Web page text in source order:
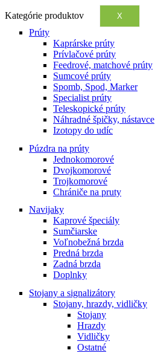
Kategórie produktov X
Prúty
Kaprárske prúty
Prívlačové prúty
Feedrové, matchové prúty
Sumcové prúty
Spomb, Spod, Marker
Specialist prúty
Teleskopické prúty
Náhradné špičky, nástavce
Izotopy do udíc
Púzdra na prúty
Jednokomorové
Dvojkomorové
Trojkomorové
Chrániče na pruty
Navijaky
Kaprové špeciály
Sumčiarske
Voľnobežná brzda
Predná brzda
Zadná brzda
Doplnky
Stojany a signalizátory
Stojany, hrazdy, vidličky
Stojany
Hrazdy
Vidličky
Ostatné